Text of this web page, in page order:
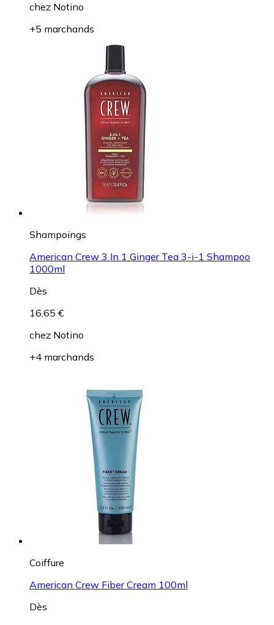
chez Notino
+5 marchands
Shampoings
American Crew 3 In 1 Ginger Tea 3-i-1 Shampoo
1000ml
Dès
16,65 €
chez Notino
+4 marchands
Coiffure
American Crew Fiber Cream 100ml
Dès